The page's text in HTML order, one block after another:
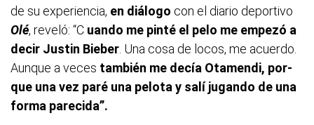
de su experiencia, en diálogo con el diario deportivo
Olé, reveló: “C uando me pin­té el pe­lo me empezó a
decir Justin Bieber . Una co­sa de lo­cos, me acuer­do.
Aun­que a ve­ces tam­bién me decía Ota­men­di, por­
que una vez pa­ré una pe­lo­ta y sa­lí ju­gan­do de una
for­ma pa­re­ci­da”.